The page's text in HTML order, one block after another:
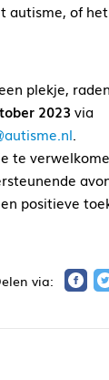
autisme, of
plekje,
2023 via
.
te
positieve